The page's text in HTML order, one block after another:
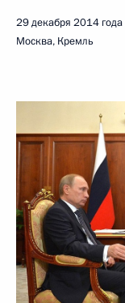
29 декабря 2014 года
Москва, Кремль